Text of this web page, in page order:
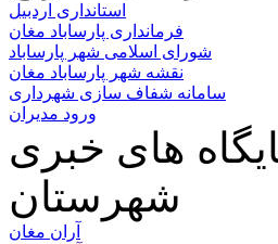
استانداری اردبیل
فرمانداری پارساباد مغان
شورای اسلامی شهر پارساباد
نقشه شهر پارساباد مغان
سامانه شفاف سازی شهرداری
ورود مدیران
های خبری
شهرستان
آران مغان